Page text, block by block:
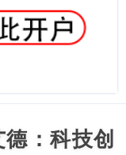
：科技创